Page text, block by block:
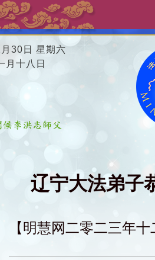
30日 星期六
月十八日
辽宁大法弟子
【明慧网二零二三年